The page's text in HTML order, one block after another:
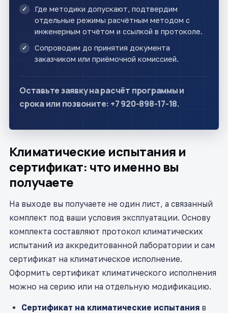
Где методики допускают, подтвердим
отдельные режимы расчётным методом с
инженерным отчётом и ссылкой в протоколе.
Сопроводим до принятия документа
заказчиком или приёмочной комиссией.
Оставьте заявку на расчёт программы и
срока или позвоните: +7 920-898-17-18.
Климатические испытания и
сертификат: что именно вы
получаете
На выходе вы получаете не один лист, а связанный
комплект под ваши условия эксплуатации. Основу
комплекта составляют протокол климатических
испытаний из аккредитованной лаборатории и сам
сертификат на климатическое исполнение.
Оформить сертификат климатического исполнения
можно на серию или на отдельную модификацию.
Сертификат на климатические испытания в